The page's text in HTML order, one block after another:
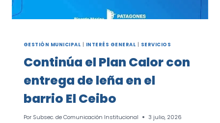
GESTIÓN MUNICIPAL | INTERÉS GENERAL | SERVICIOS
Continúa el Plan Calor con
entrega de leña en el
barrio El Ceibo
Por Subsec. de Comunicación Institucional 3 julio, 2026